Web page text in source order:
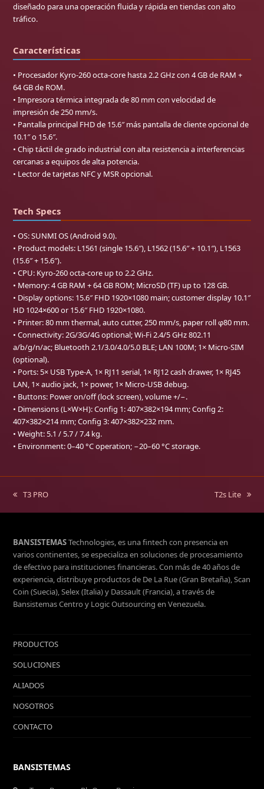
diseñado para una operación fluida y rápida en tiendas con alto
tráfico.
Características
• Procesador Kyro-260 octa-core hasta 2.2 GHz con 4 GB de RAM +
64 GB de ROM.
• Impresora térmica integrada de 80 mm con velocidad de
impresión de 250 mm/s.
• Pantalla principal FHD de 15.6″ más pantalla de cliente opcional de
10.1″ o 15.6″.
• Chip táctil de grado industrial con alta resistencia a interferencias
cercanas a equipos de alta potencia.
• Lector de tarjetas NFC y MSR opcional.
Tech Specs
• OS: SUNMI OS (Android 9.0).
• Product models: L1561 (single 15.6″), L1562 (15.6″ + 10.1″), L1563
(15.6″ + 15.6″).
• CPU: Kyro-260 octa-core up to 2.2 GHz.
• Memory: 4 GB RAM + 64 GB ROM; MicroSD (TF) up to 128 GB.
• Display options: 15.6″ FHD 1920×1080 main; customer display 10.1″
HD 1024×600 or 15.6″ FHD 1920×1080.
• Printer: 80 mm thermal, auto cutter, 250 mm/s, paper roll φ80 mm.
• Connectivity: 2G/3G/4G optional; Wi-Fi 2.4/5 GHz 802.11
a/b/g/n/ac; Bluetooth 2.1/3.0/4.0/5.0 BLE; LAN 100M; 1× Micro-SIM
(optional).
• Ports: 5× USB Type-A, 1× RJ11 serial, 1× RJ12 cash drawer, 1× RJ45
LAN, 1× audio jack, 1× power, 1× Micro-USB debug.
• Buttons: Power on/off (lock screen), volume +/−.
• Dimensions (L×W×H): Config 1: 407×382×194 mm; Config 2:
407×382×214 mm; Config 3: 407×382×232 mm.
• Weight: 5.1 / 5.7 / 7.4 kg.
• Environment: 0–40 °C operation; −20–60 °C storage.
previous
post:
T3 PRO
next
post:
T2s Lite
BANSISTEMASTechnologies, es una fintech con presencia en
varios continentes, se especializa en soluciones de procesamiento
de efectivo para instituciones financieras. Con más de 40 años de
experiencia, distribuye productos de De La Rue (Gran Bretaña), Scan
Coin (Suecia), Selex (Italia) y Dassault (Francia), a través de
Bansistemas Centro y Logic Outsourcing en Venezuela.
PRODUCTOS
SOLUCIONES
ALIADOS
NOSOTROS
CONTACTO
BANSISTEMAS